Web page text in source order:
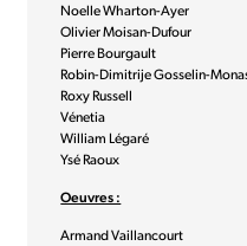
Noelle Wharton-Ayer
Olivier Moisan-Dufour
Pierre Bourgault
Robin-Dimitrije Gosselin-
Roxy Russell
Vénetia
William Légaré
Ysé Raoux
Oeuvres :
Armand Vaillancourt